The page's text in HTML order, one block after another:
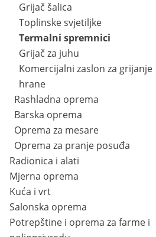
Grijač šalica
Toplinske svjetiljke
Termalni spremnici
Grijač za juhu
Komercijalni zaslon za grijanje
hrane
Rashladna oprema
Barska oprema
Oprema za mesare
Oprema za pranje posuđa
Radionica i alati
Mjerna oprema
Kuća i vrt
Salonska oprema
Potrepštine i oprema za farme i